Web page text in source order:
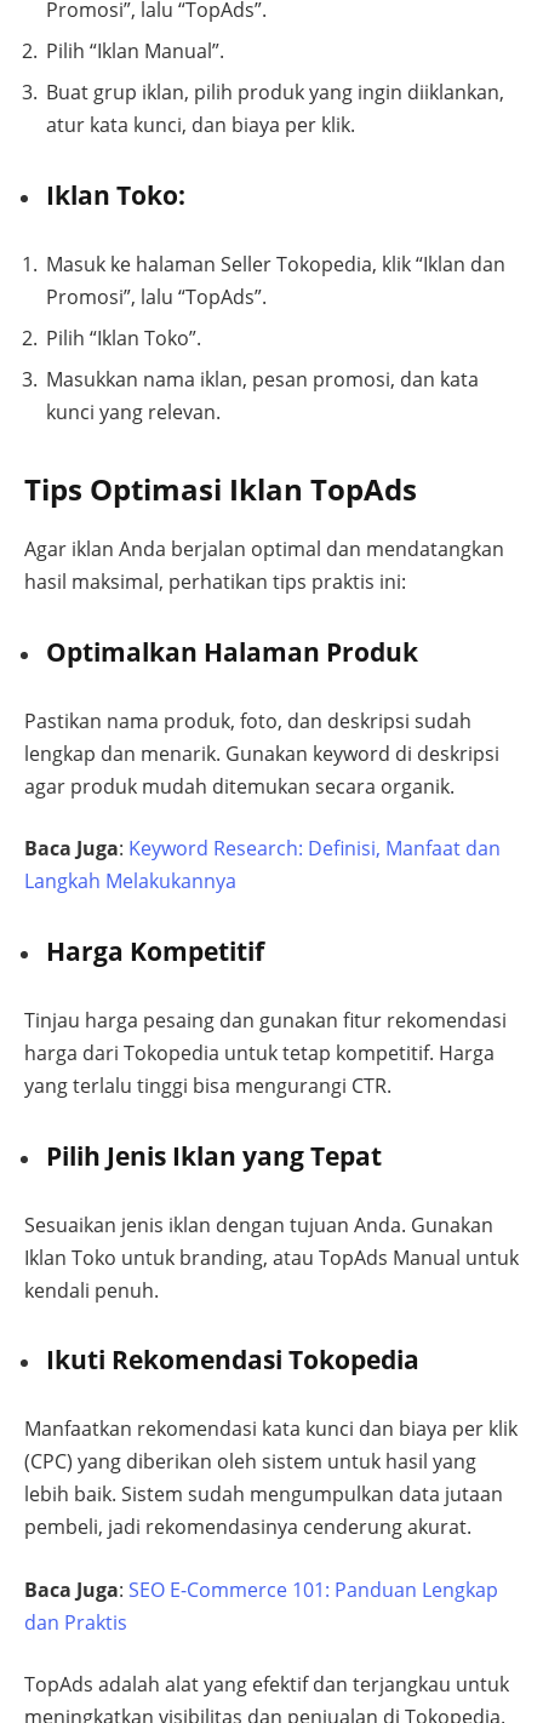
Promosi”, lalu “TopAds”.
Pilih “Iklan Manual”.
Buat grup iklan, pilih produk yang ingin diiklankan,
atur kata kunci, dan biaya per klik.
Iklan Toko:
Masuk ke halaman Seller Tokopedia, klik “Iklan dan
Promosi”, lalu “TopAds”.
Pilih “Iklan Toko”.
Masukkan nama iklan, pesan promosi, dan kata
kunci yang relevan.
Tips Optimasi Iklan TopAds
Agar iklan Anda berjalan optimal dan mendatangkan
hasil maksimal, perhatikan tips praktis ini:
Optimalkan Halaman Produk
Pastikan nama produk, foto, dan deskripsi sudah
lengkap dan menarik. Gunakan keyword di deskripsi
agar produk mudah ditemukan secara organik.
Baca Juga: Keyword Research: Definisi, Manfaat dan
Langkah Melakukannya
Harga Kompetitif
Tinjau harga pesaing dan gunakan fitur rekomendasi
harga dari Tokopedia untuk tetap kompetitif. Harga
yang terlalu tinggi bisa mengurangi CTR.
Pilih Jenis Iklan yang Tepat
Sesuaikan jenis iklan dengan tujuan Anda. Gunakan
Iklan Toko untuk branding, atau TopAds Manual untuk
kendali penuh.
Ikuti Rekomendasi Tokopedia
Manfaatkan rekomendasi kata kunci dan biaya per klik
(CPC) yang diberikan oleh sistem untuk hasil yang
lebih baik. Sistem sudah mengumpulkan data jutaan
pembeli, jadi rekomendasinya cenderung akurat.
Baca Juga: SEO E-Commerce 101: Panduan Lengkap
dan Praktis
TopAds adalah alat yang efektif dan terjangkau untuk
meningkatkan visibilitas dan penjualan di Tokopedia.